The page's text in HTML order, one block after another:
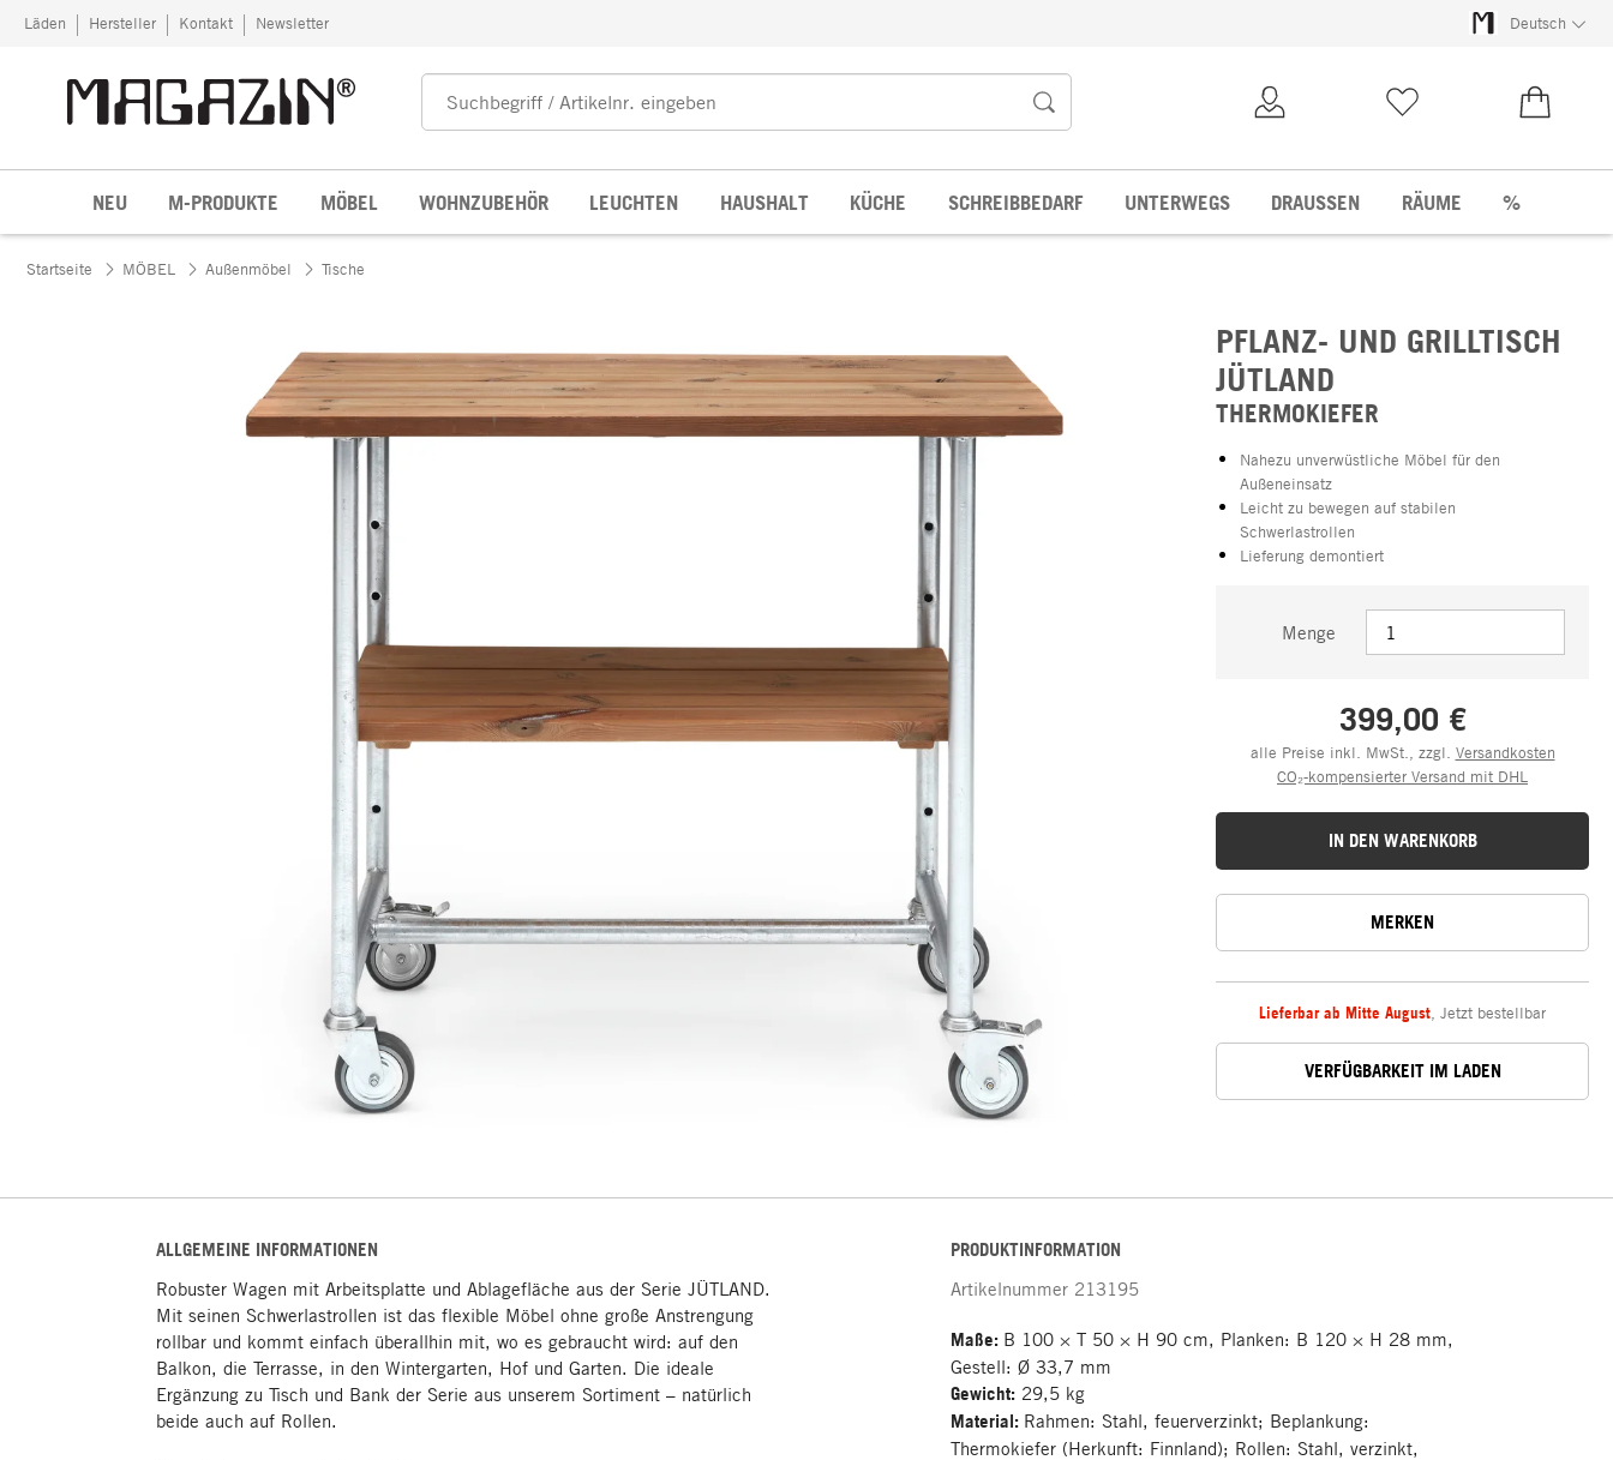
Zum Inhalt springen
Läden Hersteller Kontakt Newsletter Deutsch
NEU M-PRODUKTE MÖBEL WOHNZUBEHÖR LEUCHTEN HAUSHALT KÜCHE SCHREIBBEDARF UNTERWEGS DRAUSSEN RÄUME %
Startseite MÖBEL Außenmöbel Tische
PFLANZ- UND GRILLTISCH
JÜTLAND
THERMOKIEFER
Nahezu unverwüstliche Möbel für den
Außeneinsatz
Leicht zu bewegen auf stabilen
Schwerlastrollen
Lieferung demontiert
Menge
399,00 €
alle Preise inkl. MwSt., zzgl. Versandkosten
CO₂-kompensierter Versand mit DHL
IN DEN WARENKORB
MERKEN
Lieferbar ab Mitte August Jetzt bestellbar
VERFÜGBARKEIT IM LADEN
ALLGEMEINE INFORMATIONEN
Robuster Wagen mit Arbeitsplatte und Ablagefläche aus der Serie JÜTLAND.
Mit seinen Schwerlastrollen ist das flexible Möbel ohne große Anstrengung
rollbar und kommt einfach überallhin mit, wo es gebraucht wird: auf den
Balkon, die Terrasse, in den Wintergarten, Hof und Garten. Die ideale
Ergänzung zu Tisch und Bank der Serie aus unserem Sortiment – natürlich
beide auch auf Rollen.
PRODUKTINFORMATION
Artikelnummer 213195
Maße: B 100 × T 50 × H 90 cm, Planken: B 120 × H 28 mm,
Gestell: Ø 33,7 mm
Gewicht: 29,5 kg
Material: Rahmen: Stahl, feuerverzinkt; Beplankung:
Thermokiefer (Herkunft: Finnland); Rollen: Stahl, verzinkt,